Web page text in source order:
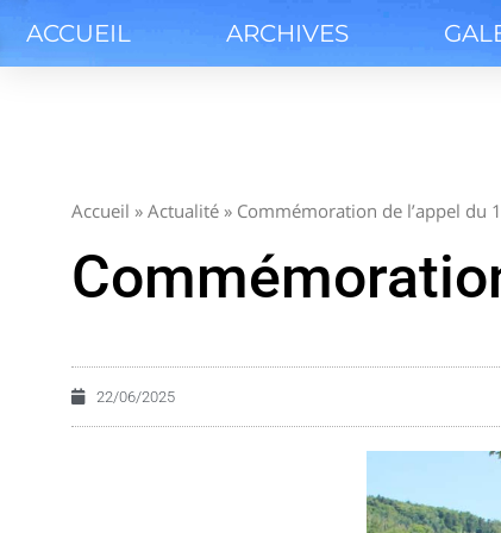
ACCUEIL ARCHIVES
Accueil » Actualité » Commémoration de l’appel du
22/06/2025